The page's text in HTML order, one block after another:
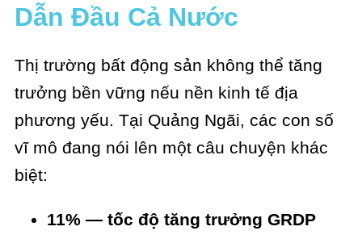
Dẫn Đầu Cả Nước
Thị trường bất động sản không thể tăng
trưởng bền vững nếu nền kinh tế địa
phương yếu. Tại Quảng Ngãi, các con số
vĩ mô đang nói lên một câu chuyện khác
biệt:
11% — tốc độ tăng trưởng GRDP